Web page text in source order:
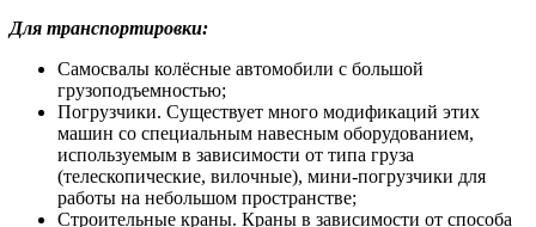
Для транспортировки:
Самосвалы колёсные автомобили с большой
грузоподъемностью;
Погрузчики. Существует много модификаций этих
машин со специальным навесным оборудованием,
используемым в зависимости от типа груза
(телескопические, вилочные), мини-погрузчики для
работы на небольшом пространстве;
Строительные краны. Краны в зависимости от способа